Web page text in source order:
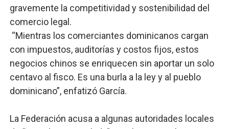
gravemente la competitividad y sostenibilidad del
comercio legal.
“Mientras los comerciantes dominicanos cargan
con impuestos, auditorías y costos fijos, estos
negocios chinos se enriquecen sin aportar un solo
centavo al fisco. Es una burla a la ley y al pueblo
dominicano”, enfatizó García.
La Federación acusa a algunas autoridades locales